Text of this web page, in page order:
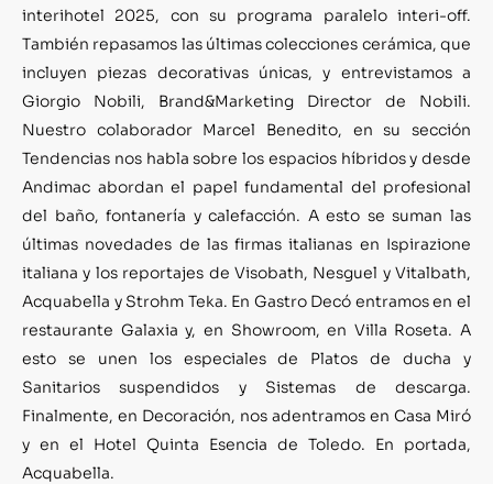
interihotel 2025, con su programa paralelo interi-off.
También repasamos las últimas colecciones cerámica, que
incluyen piezas decorativas únicas, y entrevistamos a
Giorgio Nobili, Brand&Marketing Director de Nobili.
Nuestro colaborador Marcel Benedito, en su sección
Tendencias nos habla sobre los espacios híbridos y desde
Andimac abordan el papel fundamental del profesional
del baño, fontanería y calefacción. A esto se suman las
últimas novedades de las firmas italianas en Ispirazione
italiana y los reportajes de Visobath, Nesguel y Vitalbath,
Acquabella y Strohm Teka. En Gastro Decó entramos en el
restaurante Galaxia y, en Showroom, en Villa Roseta. A
esto se unen los especiales de Platos de ducha y
Sanitarios suspendidos y Sistemas de descarga.
Finalmente, en Decoración, nos adentramos en Casa Miró
y en el Hotel Quinta Esencia de Toledo. En portada,
Acquabella.